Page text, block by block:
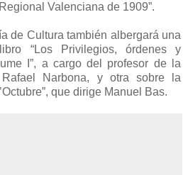
Valenciana de 1909”.
de Cultura también albergará una
“Los Privilegios, órdenes y
I”, a cargo del profesor de la
Rafael Narbona, y otra sobre la
que dirige Manuel Bas.